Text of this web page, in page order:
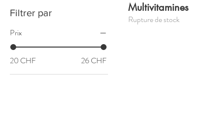
Filtrer par
Prix
20 CHF 26 CHF
Multivitamines
Rupture de stock